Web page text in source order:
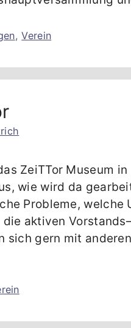
,Verein
ZeiTTor Museum
wie wird da
Probleme, welche
aktiven
sich gern mit